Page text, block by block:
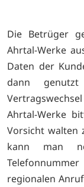
Die Betrüger
Ahrtal-Werke
Daten der
dann
Ahrtal-Werke
Vorsicht walten
kann man
regionalen